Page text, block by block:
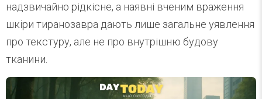
надзвичайно рідкісне, а наявні вченим враження
шкіри тиранозавра дають лише загальне уявлення
про текстуру, але не про внутрішню будову
тканини.